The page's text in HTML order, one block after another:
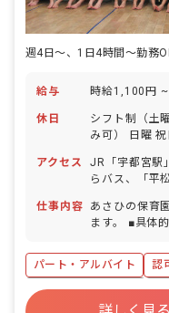
給与 時給1,100円
休日
シフト制（土
み可） 日曜 祝
有給休暇（法
護・看護休暇
アクセス
JR「宇都宮駅
らバス、「平
OK（駐車場紹
仕事内容
あさひの保育
ます。 ■具体的な仕事内容 ・0歳～5歳児
子どもの生活
境整備
パート・アルバイト
認
ボーナス・賞与あり
社